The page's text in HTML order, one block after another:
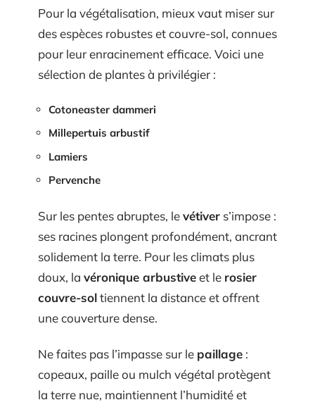
Pour la végétalisation, mieux vaut miser sur
des espèces robustes et couvre-sol, connues
pour leur enracinement efficace. Voici une
sélection de plantes à privilégier :
Cotoneaster dammeri
Millepertuis arbustif
Lamiers
Pervenche
Sur les pentes abruptes, levétiver s’impose :
ses racines plongent profondément, ancrant
solidement la terre. Pour les climats plus
doux, la véronique arbustiveet le rosier
couvre-soltiennent la distance et offrent
une couverture dense.
Ne faites pas l’impasse sur le paillage :
copeaux, paille ou mulch végétal protègent
la terre nue, maintiennent l’humidité et